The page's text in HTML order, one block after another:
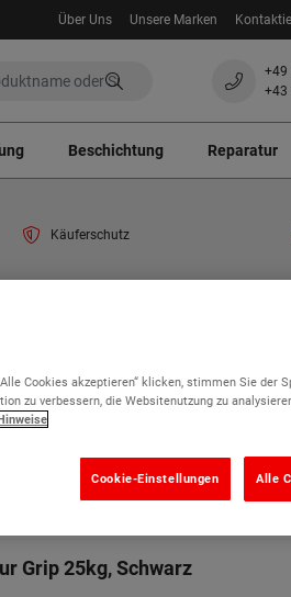
Über Uns Unsere Marken
+49
+43
Beschichtung Reparatur
Käuferschutz
ein Zuschlag von 3% auf alle Bestellungen
Grip 25kg, Schwarz
Cookies akzeptieren“ klicken, stimmen Sie der
zu verbessern, die Websitenutzung zu
Alle
Cookie-Einstellungen